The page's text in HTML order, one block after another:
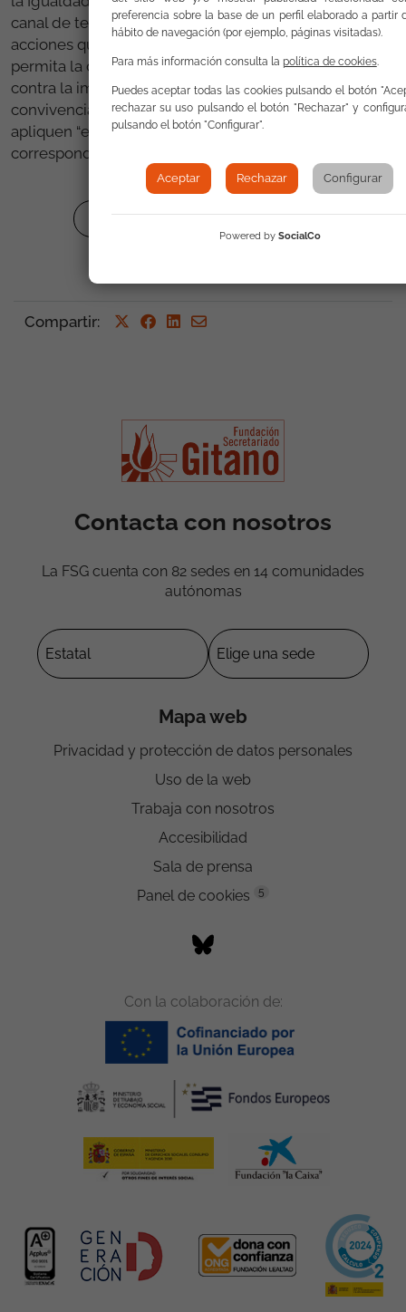
canal de televisión Cuatro en la que solicitamos “las
acciones que procedan para que no se continúe ni se
permita la difusión de este programa dado que atenta
contra la imagen social de la comunidad gitana, la
convivencia intercultural y la igualdad” y pedimos que
apliquen “el régimen sancionatorio e indemnizatorio
correspondiente”.
Volver al listado de comunicados
Compartir:
Contacta con nosotros
La FSG cuenta con 82 sedes en 14 comunidades
autónomas
Mapa web
Privacidad y protección de datos personales
Uso de la web
Trabaja con nosotros
Accesibilidad
Sala de prensa
Panel de cookies
5
Con la colaboración de:
preferencia sobre la base de un perfil elaborado a partir
hábito de navegación (por ejemplo, páginas visitadas).
Para más información consulta la política de cookies.
Puedes aceptar todas las cookies pulsando el botón
rechazar su uso pulsando el botón "Rechazar" y
pulsando el botón "Configurar".
Aceptar Rechazar Configurar
Powered by SocialCo